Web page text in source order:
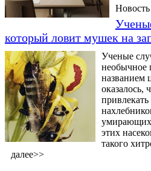
Новость
который ловит мушек на
Ученые
необычное
названием
оказалось,
умирающих
этих
такого
далее>>